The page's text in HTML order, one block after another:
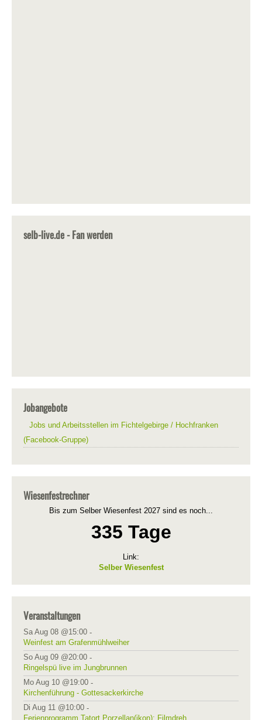
selb-live.de - Fan werden
Jobangebote
Jobs und Arbeitsstellen im Fichtelgebirge / Hochfranken
(Facebook-Gruppe)
Wiesenfestrechner
Bis zum Selber Wiesenfest 2027 sind es noch...
335 Tage
Link:
Selber Wiesenfest
Veranstaltungen
Sa Aug 08 @15:00 -
Weinfest am Grafenmühlweiher
So Aug 09 @20:00 -
Ringelspü live im Jungbrunnen
Mo Aug 10 @19:00 -
Kirchenführung - Gottesackerkirche
Di Aug 11 @10:00 -
Ferienprogramm Tatort Porzellan(ikon): Filmdreh